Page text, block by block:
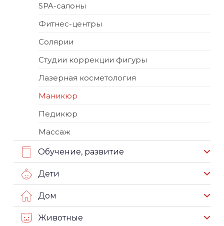
SPA-салоны
Фитнес-центры
Солярии
Студии коррекции фигуры
Лазерная косметология
Маникюр
Педикюр
Массаж
Обучение, развитие
Дети
Дом
Животные